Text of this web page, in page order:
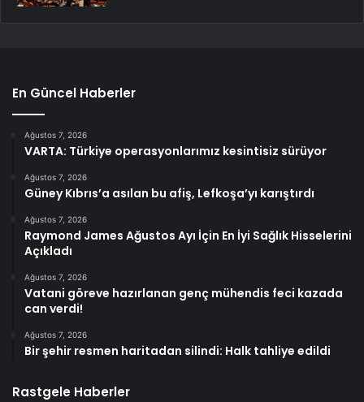
En Güncel Haberler
Ağustos 7, 2026
VARTA: Türkiye operasyonlarımız kesintisiz sürüyor
Ağustos 7, 2026
Güney Kıbrıs’a asılan bu afiş, Lefkoşa’yı karıştırdı
Ağustos 7, 2026
Raymond James Ağustos Ayı İçin En İyi Sağlık Hisselerini
Açıkladı
Ağustos 7, 2026
Vatani göreve hazırlanan genç mühendis feci kazada
can verdi!
Ağustos 7, 2026
Bir şehir resmen haritadan silindi: Halk tahliye edildi
Rastgele Haberler